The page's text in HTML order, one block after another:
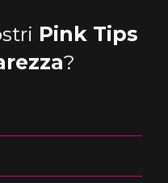
Pink Tips
?